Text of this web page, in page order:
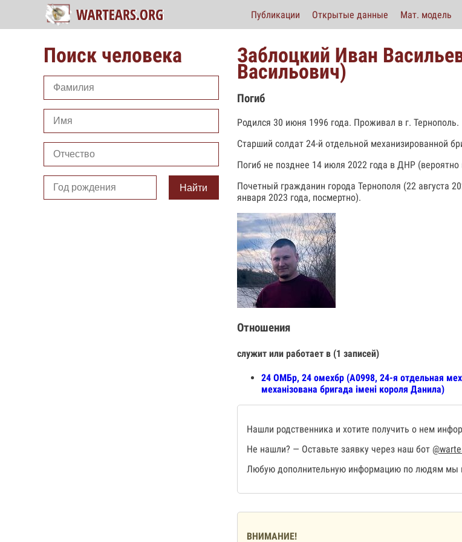
Публикации Открытые данные Мат. модель
Поиск человека
Найти
Заблоцкий Иван
Васильович)
Погиб
Родился 30 июня 1996 года. Проживал в г. Тернополь.
Старший солдат 24-й отдельной механизированной
Погиб не позднее 14 июля 2022 года в ДНР (вероятно
Почетный гражданин города Тернополя (22 августа
января 2023 года, посмертно).
Отношения
служит или работает в (1 записей)
24 ОМБр, 24 омехбр (А0998, 24-я отдельная
механізована бригада імені короля Данила)
Нашли родственника и хотите получить о нем
Не нашли? — Оставьте заявку через наш бот
Любую дополнительную информацию по людям мы
ВНИМАНИЕ!